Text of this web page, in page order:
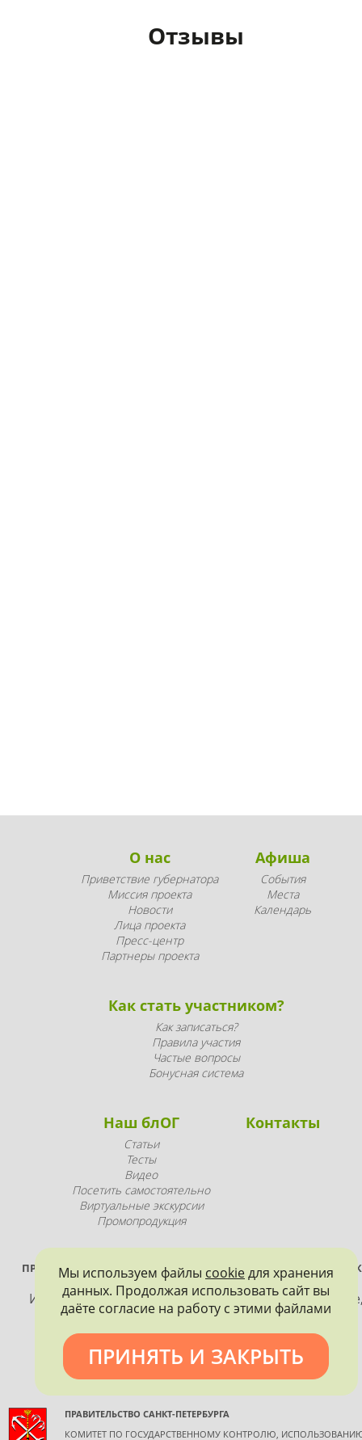
Отзывы
О нас
Приветствие губернатора
Миссия проекта
Новости
Лица проекта
Пресс-центр
Партнеры проекта
Афиша
События
Места
Календарь
Как стать участником?
Как записаться?
Правила участия
Частые вопросы
Бонусная система
Наш блОГ
Статьи
Тесты
Видео
Посетить самостоятельно
Виртуальные экскурсии
Промопродукция
Контакты
ПРОЕКТ РЕАЛИЗУЕТСЯ ПРИ ПОДДЕРЖКЕ ПРАВИТЕЛЬСТВА
ПЕТЕРБУРГА
Использование материалов, размещенных на
допускается только с согласия правообладателя и
обязательной ссылкой на источник информации.
ПРАВИТЕЛЬСТВО САНКТ-ПЕТЕРБУРГА
КОМИТЕТ ПО ГОСУДАРСТВЕННОМУ КОНТРОЛЮ,
Мы используем файлы cookieдля хранения
данных. Продолжая использовать сайт вы
даёте согласие на работу с этими файлами
ПРИНЯТЬ И ЗАКРЫТЬ